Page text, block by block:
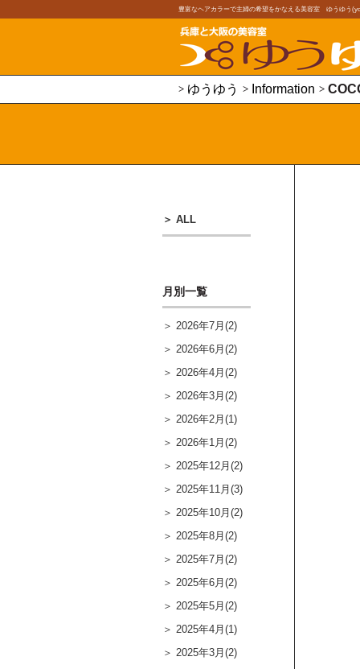
豊富なヘアカラーで主婦の希望をかなえる美容室 ゆうゆう
ゆうゆう Information
ALL
月別一覧
2026年7月(2)
2026年6月(2)
2026年4月(2)
2026年3月(2)
2026年2月(1)
2026年1月(2)
2025年12月(2)
2025年11月(3)
2025年10月(2)
2025年8月(2)
2025年7月(2)
2025年6月(2)
2025年5月(2)
2025年4月(1)
2025年3月(2)